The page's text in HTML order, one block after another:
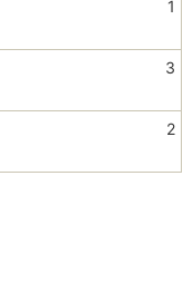
1
3
2